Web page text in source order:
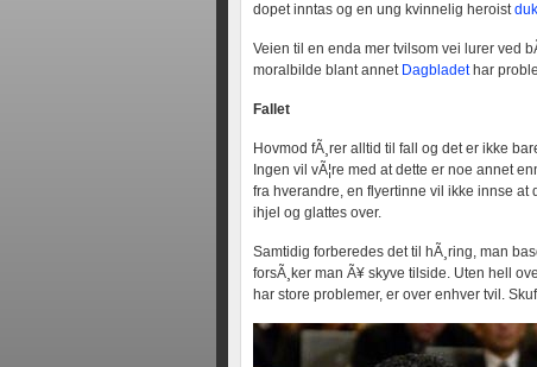
dopet inntas og en ung kvinnelig heroist
Veien til en enda mer tvilsom vei lurer ved
moralbilde blant annet Dagbladethar
Fallet
Hovmod fÃ¸rer alltid til fall og det er ikke
Ingen vil vÃ¦re med at dette er noe annet
fra hverandre, en flyertinne vil ikke innse
ihjel og glattes over.
Samtidig forberedes det til hÃ¸ring, man
forsÃ¸ker man Ã¥ skyve tilside. Uten hell
har store problemer, er over enhver tvil.